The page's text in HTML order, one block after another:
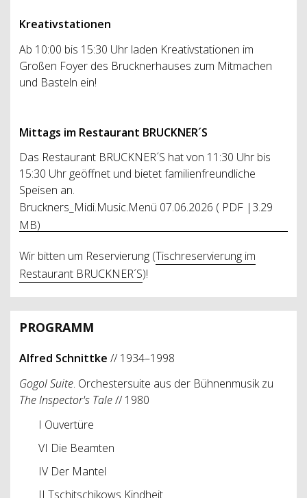
Kreativstationen
Ab 10:00 bis 15:30 Uhr laden Kreativstationen im
Großen Foyer des Brucknerhauses zum Mitmachen
und Basteln ein!
Mittags im Restaurant BRUCKNER´S
Das Restaurant BRUCKNER´S hat von 11:30 Uhr bis
15:30 Uhr geöffnet und bietet familienfreundliche
Speisen an.
Bruckners_Midi.Music.Menü 07.06.2026 ( PDF |3.29
MB)
Wir bitten um Reservierung (Tischreservierung im
Restaurant BRUCKNER´S)!
PROGRAMM
Alfred Schnittke // 1934–1998
Gogol Suite. Orchestersuite aus der Bühnenmusik zu
The Inspector's Tale// 1980
I Ouvertüre
VI Die Beamten
IV Der Mantel
II Tschitschikows Kindheit